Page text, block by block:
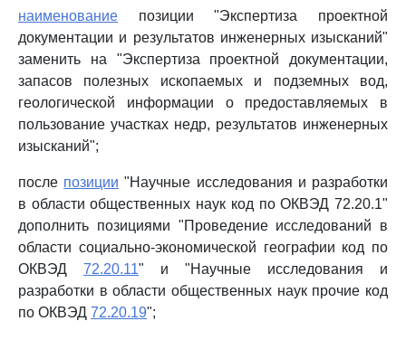
наименование позиции "Экспертиза проектной
документации и результатов инженерных изысканий"
заменить на "Экспертиза проектной документации,
запасов полезных ископаемых и подземных вод,
геологической информации о предоставляемых в
пользование участках недр, результатов инженерных
изысканий";
после позиции "Научные исследования и разработки
в области общественных наук код по ОКВЭД 72.20.1"
дополнить позициями "Проведение исследований в
области социально-экономической географии код по
ОКВЭД 72.20.11" и "Научные исследования и
разработки в области общественных наук прочие код
по ОКВЭД 72.20.19";